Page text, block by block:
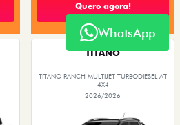
Quero agora!
TITANO
TITANO RANCH MULTIJET TURBODIESEL AT
4X4
2026/2026
WhatsApp